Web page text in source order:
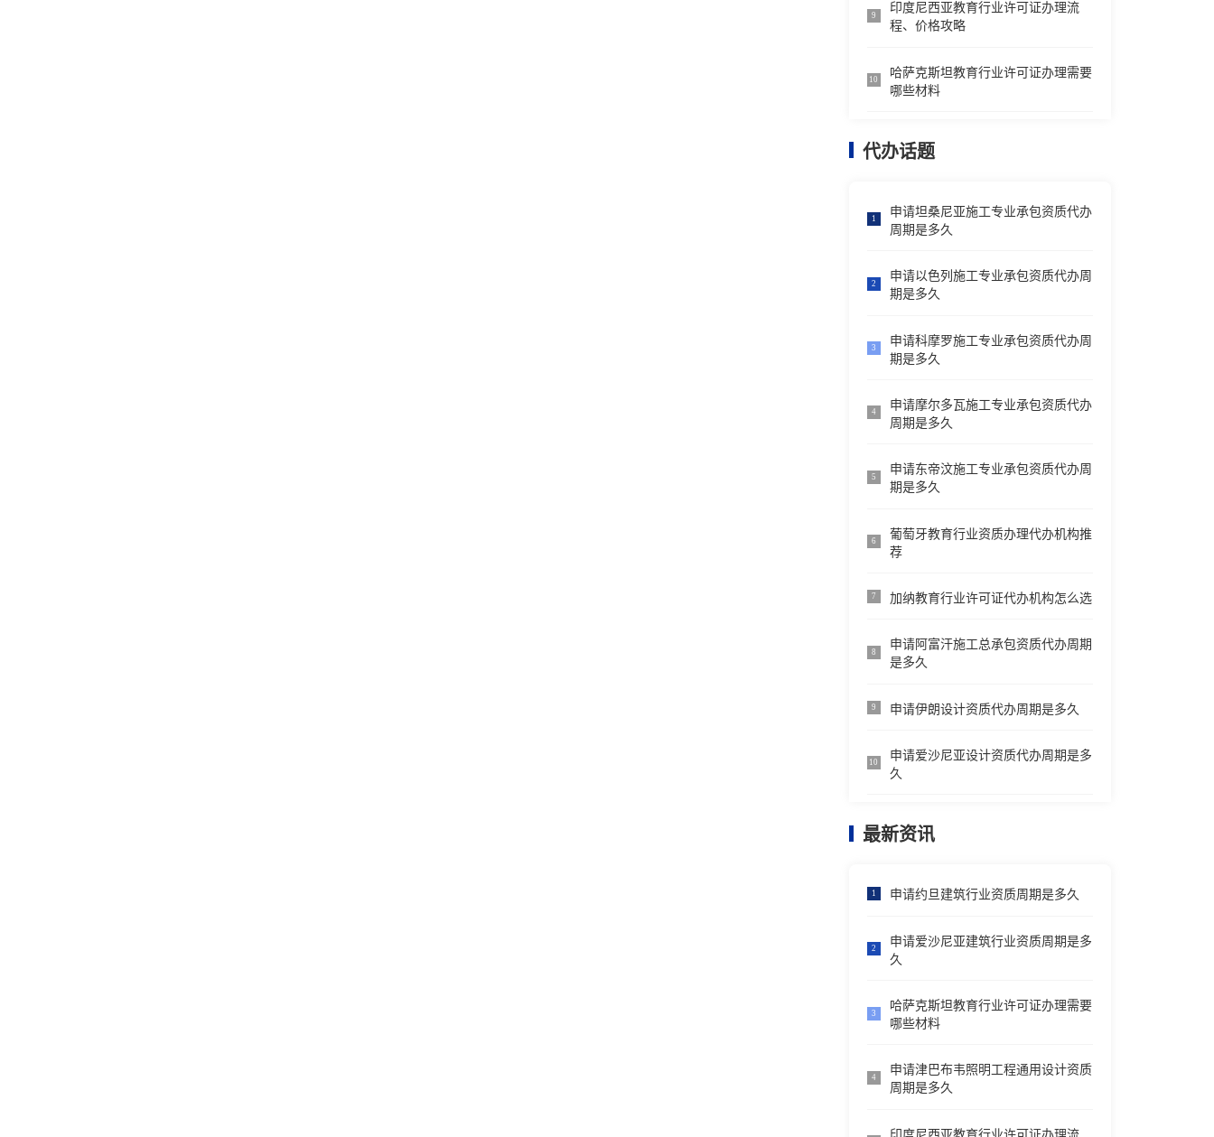
9
印度尼西亚教育行业许可证办理流
程、价格攻略
10
哈萨克斯坦教育行业许可证办理需要
哪些材料
代办话题
1
申请坦桑尼亚施工专业承包资质代办
周期是多久
2
申请以色列施工专业承包资质代办周
期是多久
3
申请科摩罗施工专业承包资质代办周
期是多久
4
申请摩尔多瓦施工专业承包资质代办
周期是多久
5
申请东帝汶施工专业承包资质代办周
期是多久
6
葡萄牙教育行业资质办理代办机构推
荐
7 加纳教育行业许可证代办机构怎么选
8
申请阿富汗施工总承包资质代办周期
是多久
9 申请伊朗设计资质代办周期是多久
10
申请爱沙尼亚设计资质代办周期是多
久
最新资讯
1 申请约旦建筑行业资质周期是多久
2
申请爱沙尼亚建筑行业资质周期是多
久
3
哈萨克斯坦教育行业许可证办理需要
哪些材料
4
申请津巴布韦照明工程通用设计资质
周期是多久